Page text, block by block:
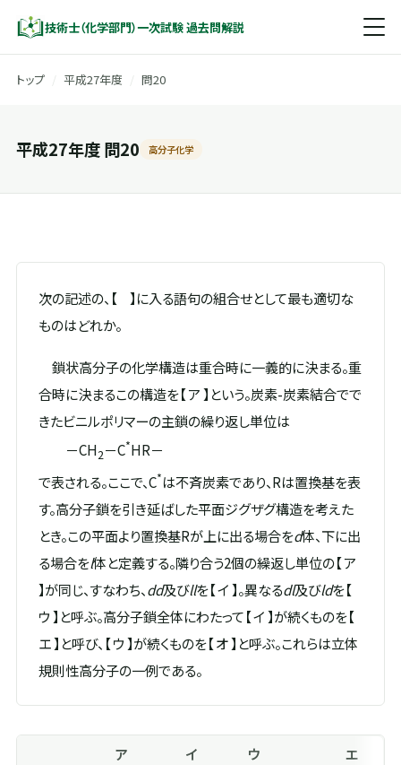
技術士（化学部門）一次試験 過去問解説
トップ 平成27年度 問20
平成27年度 問20 高分子化学
次の記述の、【 】に入る語句の組合せとして最も適切な
ものはどれか。
鎖状高分子の化学構造は重合時に一義的に決まる。重
合時に決まるこの構造を【 ア 】という。炭素-炭素結合でで
きたビニルポリマーの主鎖の繰り返し単位は
－CH2－C*HR－
で表される。ここで、C*は不斉炭素であり、Rは置換基を表
す。高分子鎖を引き延ばした平面ジグザグ構造を考えた
とき。この平面より置換基Rが上に出る場合をd体、下に出
る場合をl体と定義する。隣り合う2個の繰返し単位の【 ア
】が同じ、すなわち、dd及びllを【 イ 】。異なるdl及びldを【
ウ 】と呼ぶ。高分子鎖全体にわたって【 イ 】が続くものを【
エ 】と呼び、【 ウ 】が続くものを【 オ 】と呼ぶ。これらは立体
規則性高分子の一例である。
ア イ ウ エ